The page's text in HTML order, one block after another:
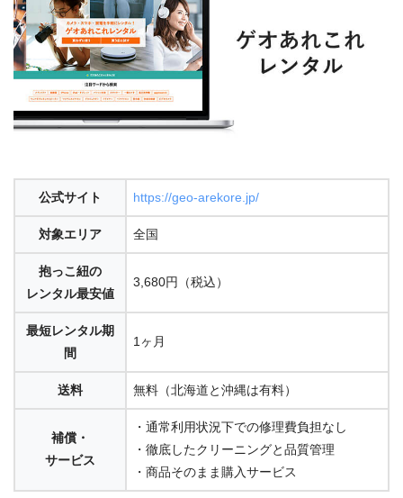
公式サイト https://geo-arekore.jp/
対象エリア 全国
抱っこ紐の
レンタル最安値
3,680円（税込）
最短レンタル期
間
1ヶ月
送料 無料（北海道と沖縄は有料）
補償・
サービス
・通常利用状況下での修理費負担なし
・徹底したクリーニングと品質管理
・商品そのまま購入サービス